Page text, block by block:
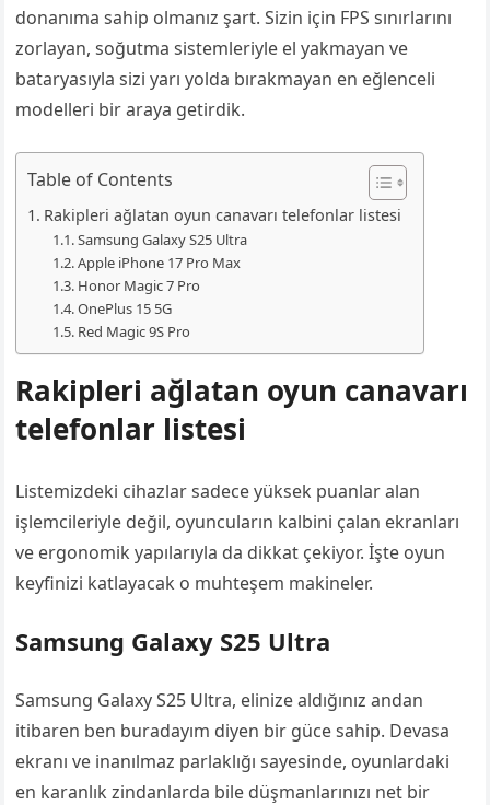
donanıma sahip olmanız şart. Sizin için FPS sınırlarını
zorlayan, soğutma sistemleriyle el yakmayan ve
bataryasıyla sizi yarı yolda bırakmayan en eğlenceli
modelleri bir araya getirdik.
Table of Contents
Rakipleri ağlatan oyun canavarı telefonlar listesi
Samsung Galaxy S25 Ultra
Apple iPhone 17 Pro Max
Honor Magic 7 Pro
OnePlus 15 5G
Red Magic 9S Pro
Rakipleri ağlatan oyun canavarı
telefonlar listesi
Listemizdeki cihazlar sadece yüksek puanlar alan
işlemcileriyle değil, oyuncuların kalbini çalan ekranları
ve ergonomik yapılarıyla da dikkat çekiyor. İşte oyun
keyfinizi katlayacak o muhteşem makineler.
Samsung Galaxy S25 Ultra
Samsung Galaxy S25 Ultra, elinize aldığınız andan
itibaren ben buradayım diyen bir güce sahip. Devasa
ekranı ve inanılmaz parlaklığı sayesinde, oyunlardaki
en karanlık zindanlarda bile düşmanlarınızı net bir